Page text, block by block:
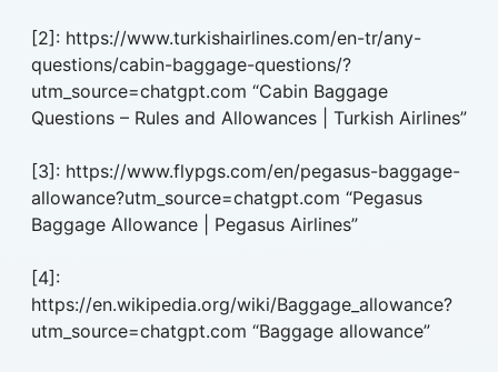
[2]: https://www.turkishairlines.com/en-tr/any-
questions/cabin-baggage-questions/?
utm_source=chatgpt.com “Cabin Baggage
Questions – Rules and Allowances | Turkish Airlines”
[3]: https://www.flypgs.com/en/pegasus-baggage-
allowance?utm_source=chatgpt.com “Pegasus
Baggage Allowance | Pegasus Airlines”
[4]:
https://en.wikipedia.org/wiki/Baggage_allowance?
utm_source=chatgpt.com “Baggage allowance”